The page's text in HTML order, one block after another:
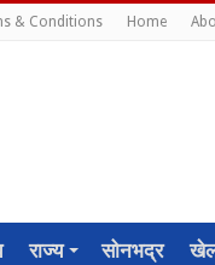
& Conditions Home
राज्य सोनभद्र